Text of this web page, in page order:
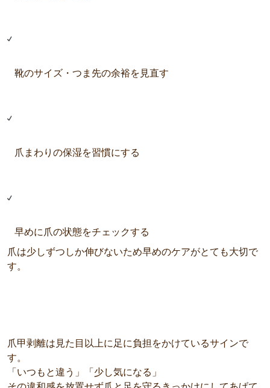
靴のサイズ・つま先の余裕を見直す
爪まわりの保湿を習慣にする
早めに爪の状態をチェックする
爪は少しずつしか伸びないため早めのケアがとても大切で
す。
爪甲剥離は見た目以上に足に負担をかけているサインで
す。
「いつもと違う」「少し気になる」